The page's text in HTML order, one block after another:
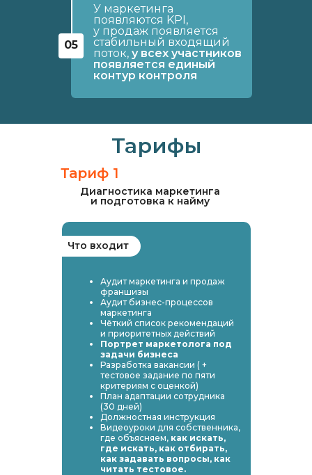
У маркетинга
появляются KPI,
у продаж появляется
стабильный входящий
поток, у всех участников
появляется единый
контур контроля
05
Диагностика маркетинга
и подготовка к найму
Тариф 1
Тарифы
Что входит
Аудит маркетинга и продаж
франшизы
Аудит бизнес-процессов
маркетинга
Чёткий список рекомендаций
и приоритетных действий
Портрет маркетолога под
задачи бизнеса
Разработка вакансии ( +
тестовое задание по пяти
критериям с оценкой)
План адаптации сотрудника
(30 дней)
Должностная инструкция
Видеоуроки для собственника,
где объясняем, как искать,
где искать, как отбирать,
как задавать вопросы, как
читать тестовое.